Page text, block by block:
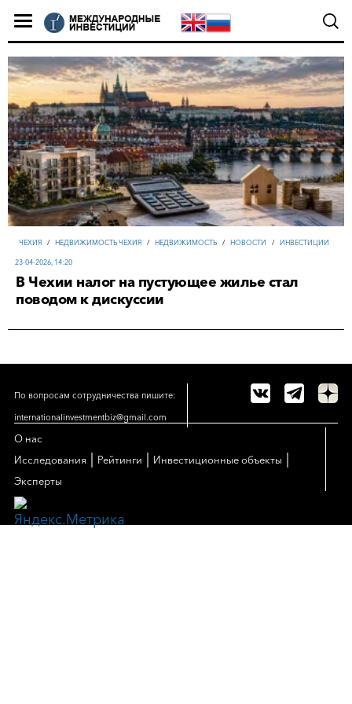
ЧЕХИЯ / НЕДВИЖИМОСТЬ ЧЕХИЯ / НЕДВИЖИМОСТЬ / НОВОСТИ / ИНВЕСТИЦИИ
23-04-2026, 14:20
В Чехии налог на пустующее жилье стал
поводом к дискуссии
По вопросам сотрудничества пишите:
internationalinvestmentbiz@gmail.com
О нас
Исследования
Рейтинги Инвестиционные объекты
Эксперты